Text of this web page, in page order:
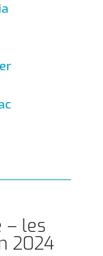
– les
2024